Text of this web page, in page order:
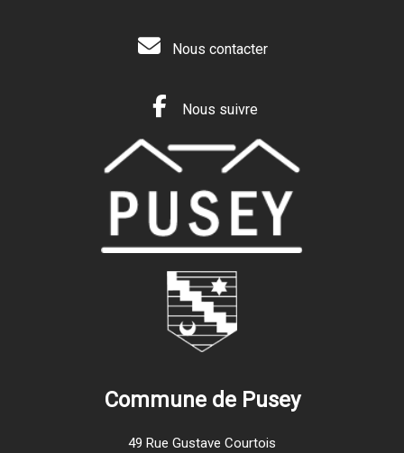
Nous contacter
Nous suivre
Commune de Pusey
49 Rue Gustave Courtois